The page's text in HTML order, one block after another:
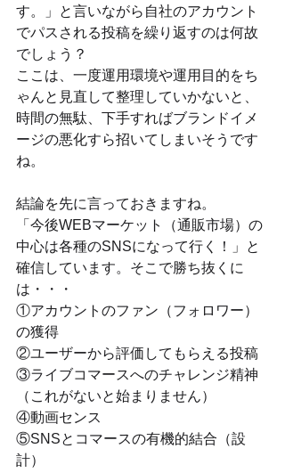
す。」と言いながら自社のアカウント
でパスされる投稿を繰り返すのは何故
でしょう？
ここは、一度運用環境や運用目的をち
ゃんと見直して整理していかないと、
時間の無駄、下手すればブランドイメ
ージの悪化すら招いてしまいそうです
ね。
結論を先に言っておきますね。
「今後WEBマーケット（通販市場）の
中心は各種のSNSになって行く！」と
確信しています。そこで勝ち抜くに
は・・・
①アカウントのファン（フォロワー）
の獲得
②ユーザーから評価してもらえる投稿
③ライブコマースへのチャレンジ精神
（これがないと始まりません）
④動画センス
⑤SNSとコマースの有機的結合（設
計）